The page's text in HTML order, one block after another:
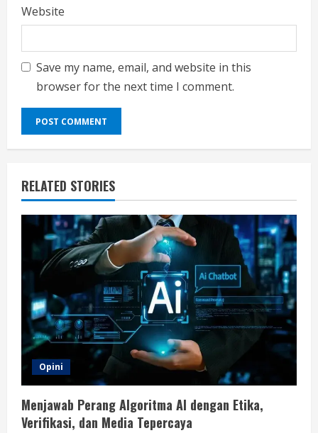
Website
Save my name, email, and website in this
browser for the next time I comment.
RELATED STORIES
Opini
Menjawab Perang Algoritma AI dengan Etika,
Verifikasi, dan Media Tepercaya